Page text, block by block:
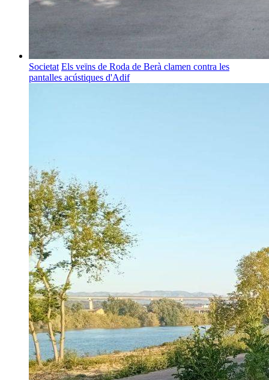
Societat Els veïns de Roda de Berà clamen contra les
pantalles acústiques d'Adif